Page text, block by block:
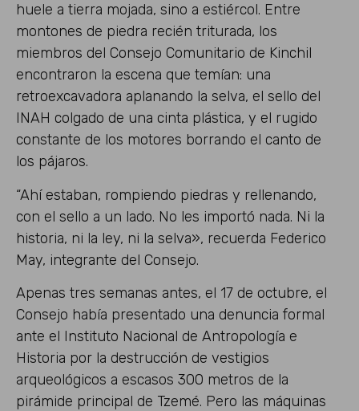
huele a tierra mojada, sino a estiércol. Entre
montones de piedra recién triturada, los
miembros del Consejo Comunitario de Kinchil
encontraron la escena que temían: una
retroexcavadora aplanando la selva, el sello del
INAH colgado de una cinta plástica, y el rugido
constante de los motores borrando el canto de
los pájaros.
“Ahí estaban, rompiendo piedras y rellenando,
con el sello a un lado. No les importó nada. Ni la
historia, ni la ley, ni la selva», recuerda Federico
May, integrante del Consejo.
Apenas tres semanas antes, el 17 de octubre, el
Consejo había presentado una denuncia formal
ante el Instituto Nacional de Antropología e
Historia por la destrucción de vestigios
arqueológicos a escasos 300 metros de la
pirámide principal de Tzemé. Pero las máquinas